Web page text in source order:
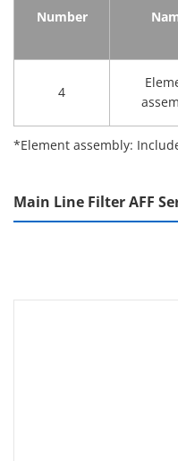
Number
4
*Element assembly:
Main Line Filter AFF